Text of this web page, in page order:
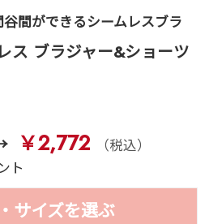
間ができるシームレスブラ
ス ブラジャー&ショーツ
￥2,772
（税込）
ト
サイズを選ぶ